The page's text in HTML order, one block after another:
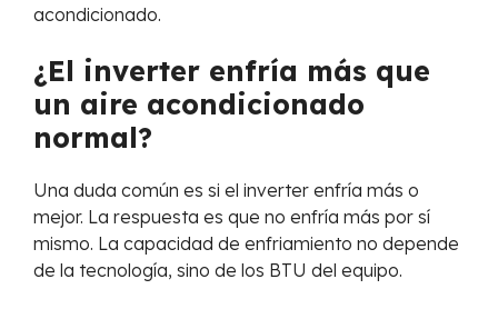
acondicionado.
¿El inverter enfría más que
un aire acondicionado
normal?
Una duda común es si el inverter enfría más o
mejor. La respuesta es que no enfría más por sí
mismo. La capacidad de enfriamiento no depende
de la tecnología, sino de los BTU del equipo.